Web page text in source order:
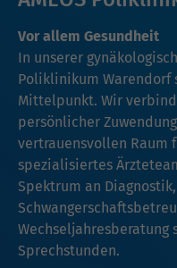
Vor allem Gesundheit
In unserer
Poliklinikum Warendorf
Mittelpunkt. Wir
persönlicher
vertrauensvollen Raum
spezialisiertes
Spektrum an
Wechseljahresberatung
Sprechstunden.